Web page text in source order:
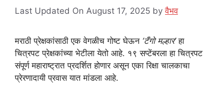
Last Updated On August 17, 2025 byवैभव
मराठी प्रेक्षकांसाठी एक वेगळीच गोष्ट घेऊन ‘टँगो मल्हार’हा
चित्रपट प्रेक्षकांच्या भेटीला येतो आहे. १९ सप्टेंबरला हा चित्रपट
संपूर्ण महाराष्ट्रात प्रदर्शित होणार असून एका रिक्षा चालकाचा
प्रेरणादायी प्रवास यात मांडला आहे.